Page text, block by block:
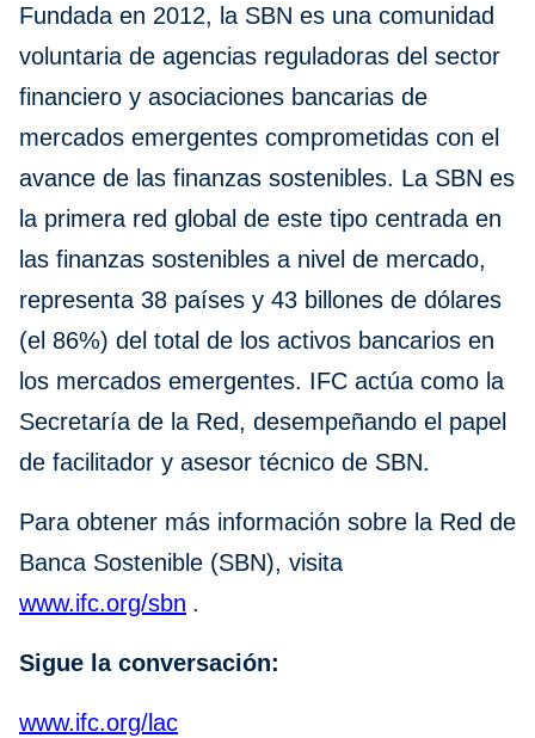
Fundada en 2012, la SBN es una comunidad
voluntaria de agencias reguladoras del sector
financiero y asociaciones bancarias de
mercados emergentes comprometidas con el
avance de las finanzas sostenibles. La SBN es
la primera red global de este tipo centrada en
las finanzas sostenibles a nivel de mercado,
representa 38 países y 43 billones de dólares
(el 86%) del total de los activos bancarios en
los mercados emergentes. IFC actúa como la
Secretaría de la Red, desempeñando el papel
de facilitador y asesor técnico de SBN.
Para obtener más información sobre la Red de
Banca Sostenible (SBN), visita
www.ifc.org/sbn .
Sigue la conversación:
www.ifc.org/lac